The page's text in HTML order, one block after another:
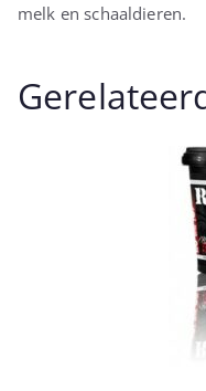
melk en schaaldieren.